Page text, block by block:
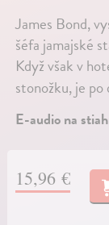
James Bond,
šéfa jamajské
Když však v
stonožku, je
E-audio na
15,96 €